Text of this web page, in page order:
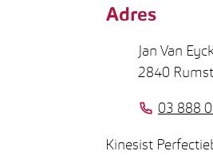
Adres
AdresJan Van
,2840 Rumst
03 888
Kinesist